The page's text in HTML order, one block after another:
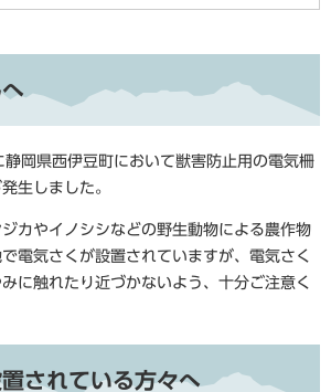
岡県西伊豆町において獣害防止用の電気柵
生しました。
カやイノシシなどの野生動物による農作物
電気さくが設置されていますが、電気さく
に触れたり近づかないよう、十分ご注意く
されている方々へ